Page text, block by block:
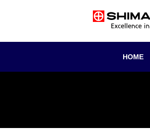
HOME